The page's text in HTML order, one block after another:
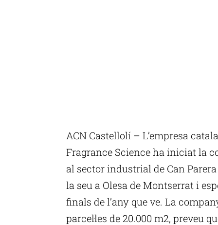
ACN Castellolí – L’empresa
Fragrance Science ha iniciat la
al sector industrial de Can
la seu a Olesa de Montserrat i
finals de l’any que ve. La
parcel·les de 20.000 m2, preveu